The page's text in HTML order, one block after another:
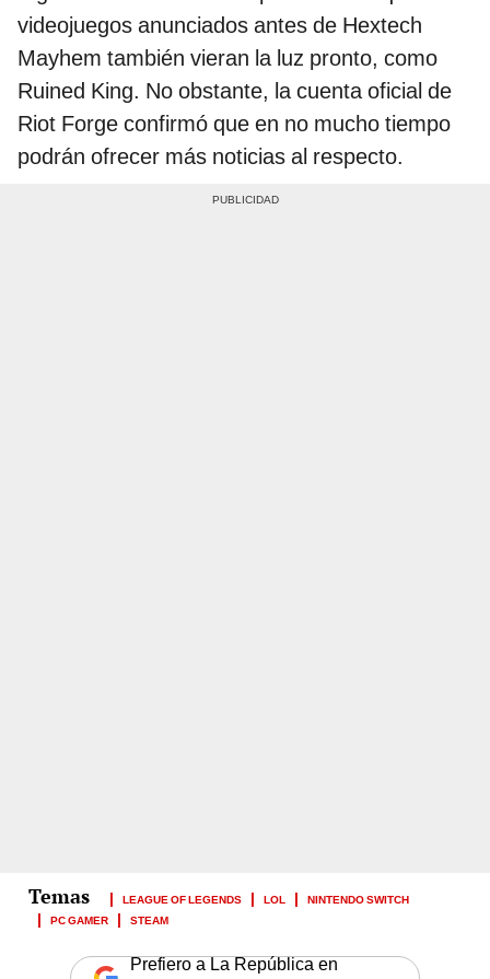
videojuegos anunciados antes de Hextech
Mayhem también vieran la luz pronto, como
Ruined King. No obstante, la cuenta oficial de
Riot Forge confirmó que en no mucho tiempo
podrán ofrecer más noticias al respecto.
LEAGUE OF LEGENDS LOL
NINTENDO SWITCH
PC GAMER
STEAM
Prefiero a La República en